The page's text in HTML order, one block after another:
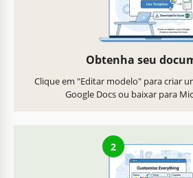
Obtenha seu
Clique em "Editar modelo" para criar
Google Docs ou baixar para
2